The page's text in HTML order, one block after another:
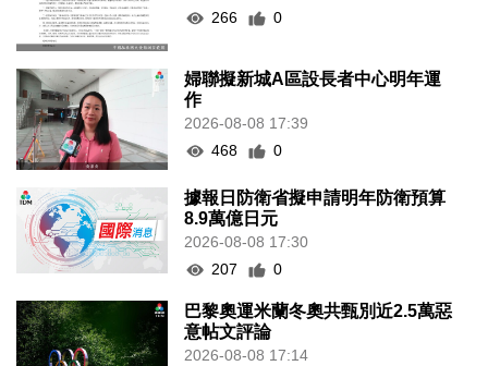
266
0
婦聯擬新城A區設長者中心明年運
作
2026-08-08 17:39
468
0
據報日防衛省擬申請明年防衛預算
8.9萬億日元
2026-08-08 17:30
207
0
巴黎奧運米蘭冬奧共甄別近2.5萬惡
意帖文評論
2026-08-08 17:14